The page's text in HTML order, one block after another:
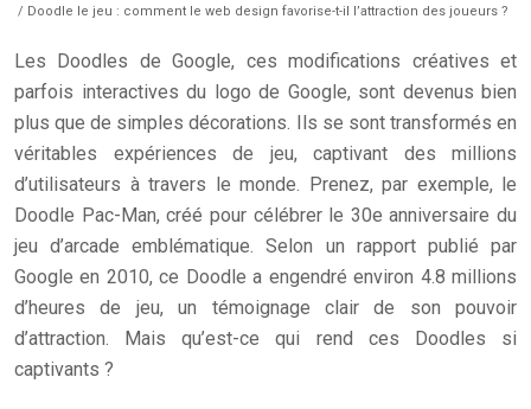
/ Doodle le jeu : comment le web design favorise-t-il l’attraction des joueurs ?
Les Doodles de Google, ces modifications créatives et
parfois interactives du logo de Google, sont devenus bien
plus que de simples décorations. Ils se sont transformés en
véritables expériences de jeu, captivant des millions
d’utilisateurs à travers le monde. Prenez, par exemple, le
Doodle Pac-Man, créé pour célébrer le 30e anniversaire du
jeu d’arcade emblématique. Selon un rapport publié par
Google en 2010, ce Doodle a engendré environ 4.8 millions
d’heures de jeu, un témoignage clair de son pouvoir
d’attraction. Mais qu’est-ce qui rend ces Doodles si
captivants ?